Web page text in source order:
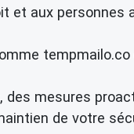
et aux
mesures
de votre